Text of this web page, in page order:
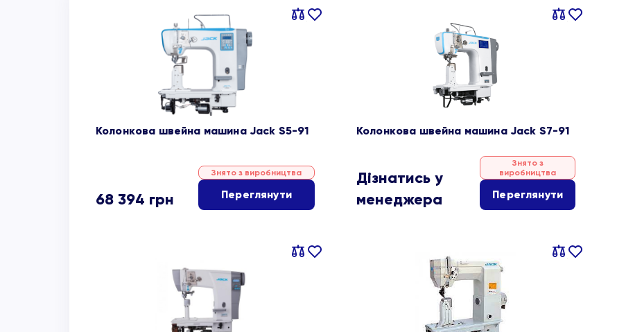
Порівняти
В
Колонкова швейна машина Jack S5-91
68 394 грн
Знято з виробництва
Переглянути
Порівняти
В
Колонкова швейна машина Jack S7-91
Дізнатись у
менеджера
Знято з
виробництва
Переглянути
Порівняти
В
Порівняти
В